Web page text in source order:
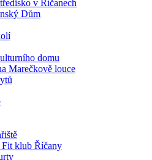
v Říčanech
Dům
domu
Marečkově louce
Fit klub Říčany